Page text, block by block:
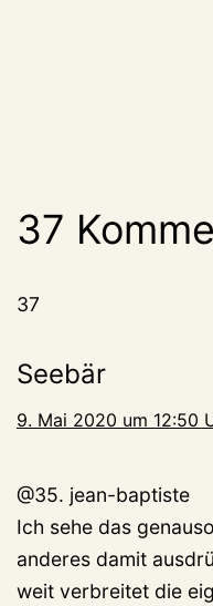
37
37
Seebär
9. Mai 2020 um 12:50
@35. jean-baptiste
Ich sehe das
anderes damit
weit verbreitet die